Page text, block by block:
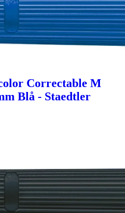
Correctable M
Blå - Staedtler